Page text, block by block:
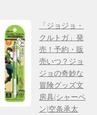
「ジョジョ・
クルトガ」発
売！予約・販
売いつ？ジョ
ジョの奇妙な
冒険グッズ文
房具(シャーペ
ン)空条承太